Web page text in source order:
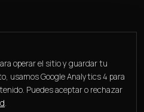
operar el sitio y guardar tu
usamos Google Analytics 4 para
Puedes aceptar o rechazar
.